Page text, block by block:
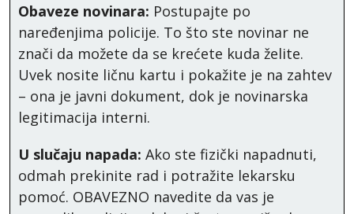
Obaveze novinara: Postupajte po
naređenjima policije. To što ste novinar ne
znači da možete da se krećete kuda želite.
Uvek nosite ličnu kartu i pokažite je na zahtev
– ona je javni dokument, dok je novinarska
legitimacija interni.
U slučaju napada: Ako ste fizički napadnuti,
odmah prekinite rad i potražite lekarsku
pomoć. OBAVEZNO navedite da vas je